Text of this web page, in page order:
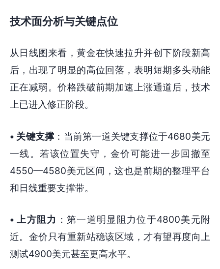
技术面分析与关键点位
从日线图来看，黄金在快速拉升并创下阶段新高
后，出现了明显的高位回落，表明短期多头动能
正在减弱。价格跌破前期加速上涨通道后，技术
上已进入修正阶段。
• 关键支撑 ：当前第一道关键支撑位于4680美元
一线。若该位置失守，金价可能进一步回撤至
4550—4580美元区间，这也是前期的整理平台
和日线重要支撑带。
• 上方阻力 ：第一道明显阻力位于4800美元附
近。金价只有重新站稳该区域，才有望再度向上
测试4900美元甚至更高水平。